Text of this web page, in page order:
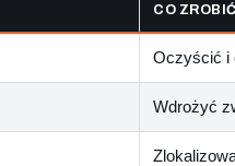
CO ZROBIĆ
Oczyścić i
Wdrożyć